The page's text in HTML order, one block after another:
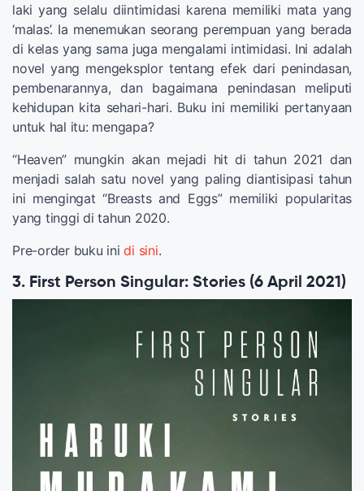
laki yang selalu diintimidasi karena memiliki mata yang
‘malas’. Ia menemukan seorang perempuan yang berada
di kelas yang sama juga mengalami intimidasi. Ini adalah
novel yang mengeksplor tentang efek dari penindasan,
pembenarannya, dan bagaimana penindasan meliputi
kehidupan kita sehari-hari. Buku ini memiliki pertanyaan
untuk hal itu: mengapa?
“Heaven” mungkin akan mejadi hit di tahun 2021 dan
menjadi salah satu novel yang paling diantisipasi tahun
ini mengingat “Breasts and Eggs” memiliki popularitas
yang tinggi di tahun 2020.
Pre-order buku inidi sini.
3. First Person Singular: Stories (6 April 2021)